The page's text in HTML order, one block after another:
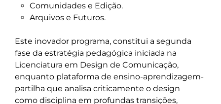
Comunidades e Edição.
Arquivos e Futuros.
Este inovador programa, constitui a segunda
fase da estratégia pedagógica iniciada na
Licenciatura em Design de Comunicação,
enquanto plataforma de ensino-aprendizagem-
partilha que analisa criticamente o design
como disciplina em profundas transições,